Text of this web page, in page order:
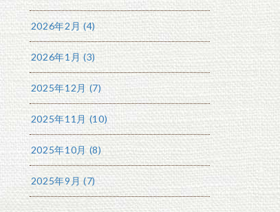
2026年2月 (4)
2026年1月 (3)
2025年12月 (7)
2025年11月 (10)
2025年10月 (8)
2025年9月 (7)